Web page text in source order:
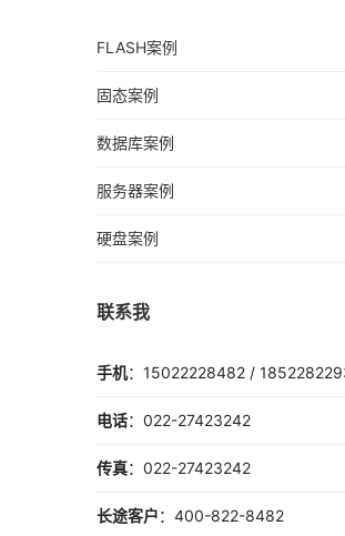
FLASH案例
固态案例
数据库案例
服务器案例
硬盘案例
联系我
手机：15022228482 /
电话：022-27423242
传真：022-27423242
长途客户：400-822-8482